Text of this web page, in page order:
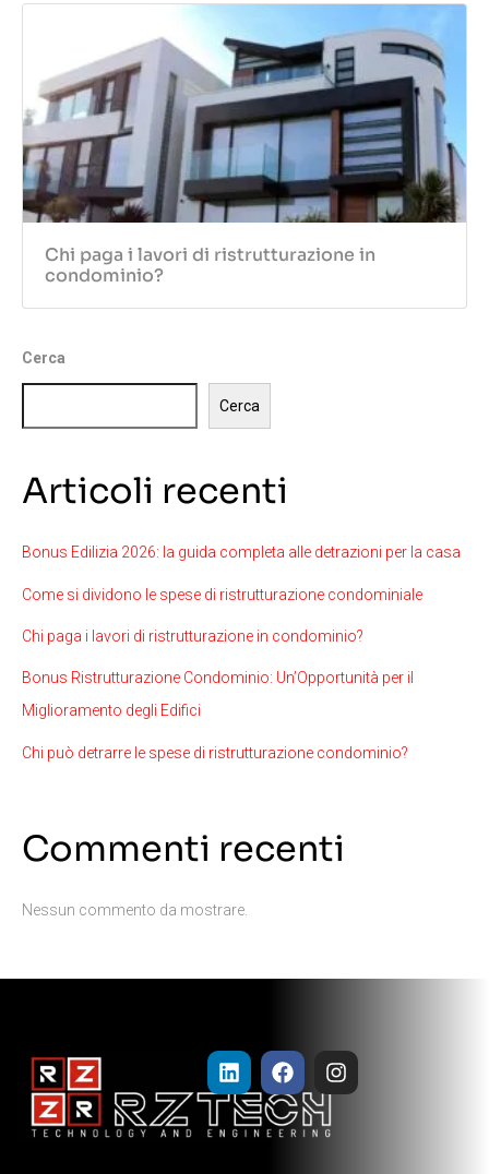
Chi paga i lavori di ristrutturazione in
condominio?
Cerca
Cerca
Articoli recenti
Bonus Edilizia 2026: la guida completa alle detrazioni per la casa
Come si dividono le spese di ristrutturazione condominiale
Chi paga i lavori di ristrutturazione in condominio?
Bonus Ristrutturazione Condominio: Un’Opportunità per il
Miglioramento degli Edifici
Chi può detrarre le spese di ristrutturazione condominio?
Commenti recenti
Nessun commento da mostrare.